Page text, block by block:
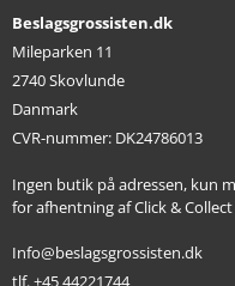
Beslagsgrossisten.dk
Mileparken 11
2740 Skovlunde
Danmark
CVR-nummer: DK24786013
Ingen butik på adressen, kun
for afhentning af Click &
Info@beslagsgrossisten.dk
tlf. +45 44221744